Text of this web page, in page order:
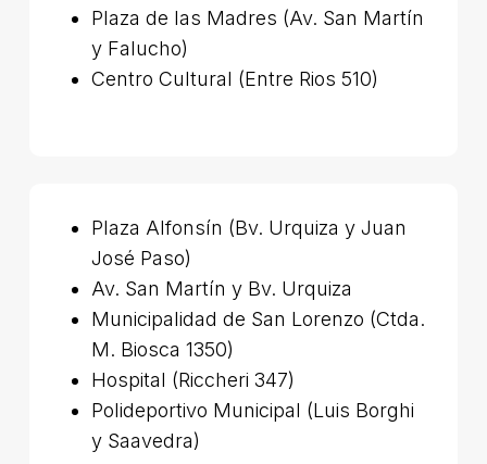
Plaza de las Madres (Av. San Martín
y Falucho)
Centro Cultural (Entre Rios 510)
Plaza Alfonsín (Bv. Urquiza y Juan
José Paso)
Av. San Martín y Bv. Urquiza
Municipalidad de San Lorenzo (Ctda.
M. Biosca 1350)
Hospital (Riccheri 347)
Polideportivo Municipal (Luis Borghi
y Saavedra)